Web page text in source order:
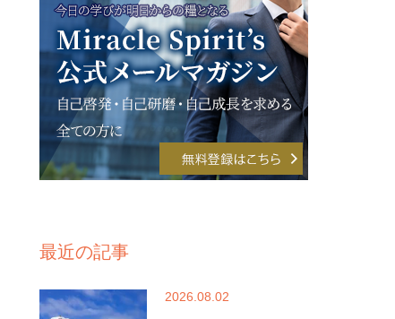
最近の記事
2026.08.02